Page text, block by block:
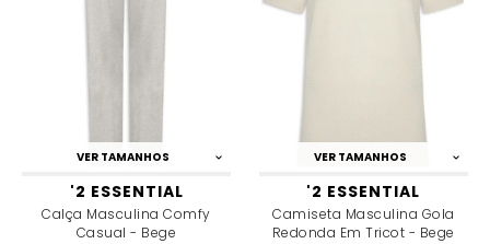
VER TAMANHOS
'2 ESSENTIAL
Calça Masculina Comfy
Casual - Bege
VER TAMANHOS
'2 ESSENTIAL
Camiseta Masculina Gola
Redonda Em Tricot - Bege